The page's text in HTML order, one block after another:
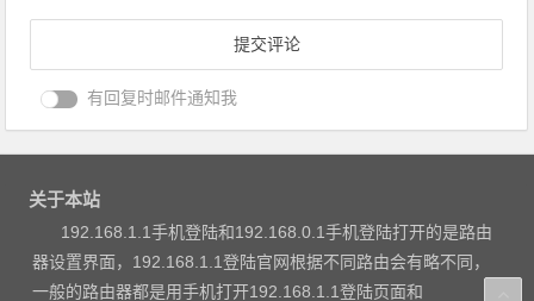
有回复时邮件通知我
关于本站
192.168.1.1手机登陆和192.168.0.1手机登陆打开的是路由
器设置界面，192.168.1.1登陆官网根据不同路由会有略不同，
一般的路由器都是用手机打开192.168.1.1登陆页面和